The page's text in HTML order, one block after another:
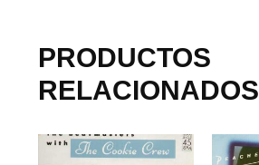
PRODUCTOS
RELACIONADOS